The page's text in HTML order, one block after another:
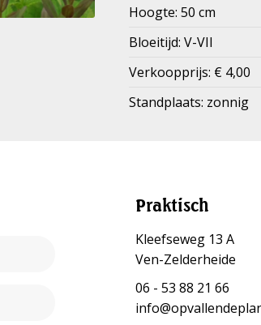
Hoogte: 50 cm
Bloeitijd: V-VII
Verkoopprijs: € 4,00
Standplaats: zonnig
Praktisch
Kleefseweg 13 A
Ven-Zelderheide
06 - 53 88 21 66